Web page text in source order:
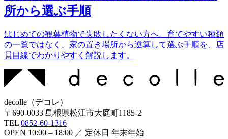
所から選ぶ手順
はじめての観葉植物で失敗したくない方へ。育てやすい種類
の一覧ではなく、家の置き場所から逆算して選ぶ手順を、店
員目線でわかりやすく解説します。
decolle （デコレ ）
〒 690-0033 島根県松江市大庭町1185-2
TEL 0852-60-1316
OPEN 10:00 – 18:00 ／ 定休日 年末年始